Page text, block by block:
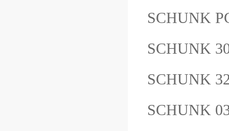
SCHUNK
SCHUNK
SCHUNK
SCHUNK